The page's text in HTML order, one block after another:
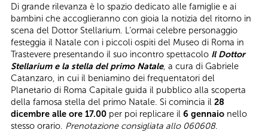
Di grande rilevanza è lo spazio dedicato alle famiglie e ai
bambini che accoglieranno con gioia la notizia del ritorno in
scena del Dottor Stellarium. L’ormai celebre personaggio
festeggia il Natale con i piccoli ospiti del Museo di Roma in
Trastevere presentando il suo incontro spettacolo Il Dottor
Stellarium e la stella del primo Natale, a cura di Gabriele
Catanzaro, in cui il beniamino dei frequentatori del
Planetario di Roma Capitale guida il pubblico alla scoperta
della famosa stella del primo Natale. Si comincia il 28
dicembre alle ore 17.00 per poi replicare il 6 gennaio nello
stesso orario. Prenotazione consigliata allo 060608.